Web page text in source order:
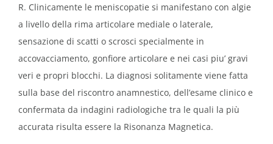
R. Clinicamente le meniscopatie si manifestano con algie
a livello della rima articolare mediale o laterale,
sensazione di scatti o scrosci specialmente in
accovacciamento, gonfiore articolare e nei casi piu’ gravi
veri e propri blocchi. La diagnosi solitamente viene fatta
sulla base del riscontro anamnestico, dell’esame clinico e
confermata da indagini radiologiche tra le quali la più
accurata risulta essere la Risonanza Magnetica.